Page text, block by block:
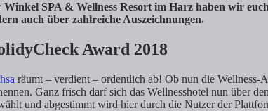
Winkel SPA & Wellness Resort im Harz haben wir
auch über zahlreiche Auszeichnungen.
Award 2018
räumt – verdient – ordentlich ab! Ob nun die Wellness-
Ganz frisch darf sich das Wellnesshotel nun über
und abgestimmt wird hier durch die Nutzer der